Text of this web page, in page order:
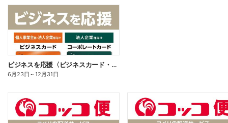
ビジネスを応援〈ビジネスカード・コーポレートカード〉
6月23日 ～12月31日